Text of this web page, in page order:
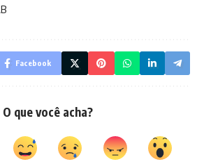
Facebook
O que você acha?